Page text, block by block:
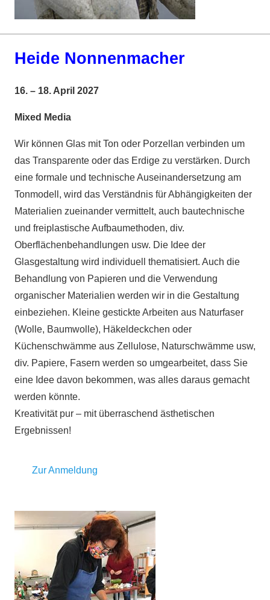
Heide Nonnenmacher
16. – 18. April 2027
Mixed Media
Wir können Glas mit Ton oder Porzellan verbinden um
das Transparente oder das Erdige zu verstärken. Durch
eine formale und technische Auseinandersetzung am
Tonmodell, wird das Verständnis für Abhängigkeiten der
Materialien zueinander vermittelt, auch bautechnische
und freiplastische Aufbaumethoden, div.
Oberflächenbehandlungen usw. Die Idee der
Glasgestaltung wird individuell thematisiert. Auch die
Behandlung von Papieren und die Verwendung
organischer Materialien werden wir in die Gestaltung
einbeziehen. Kleine gestickte Arbeiten aus Naturfaser
(Wolle, Baumwolle), Häkeldeckchen oder
Küchenschwämme aus Zellulose, Naturschwämme usw,
div. Papiere, Fasern werden so umgearbeitet, dass Sie
eine Idee davon bekommen, was alles daraus gemacht
werden könnte.
Kreativität pur – mit überraschend ästhetischen
Ergebnissen!
Zur Anmeldung